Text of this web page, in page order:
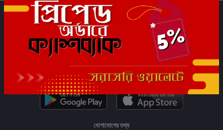
সাবস্ক্রাইব
যোগাযোগের তথ্য